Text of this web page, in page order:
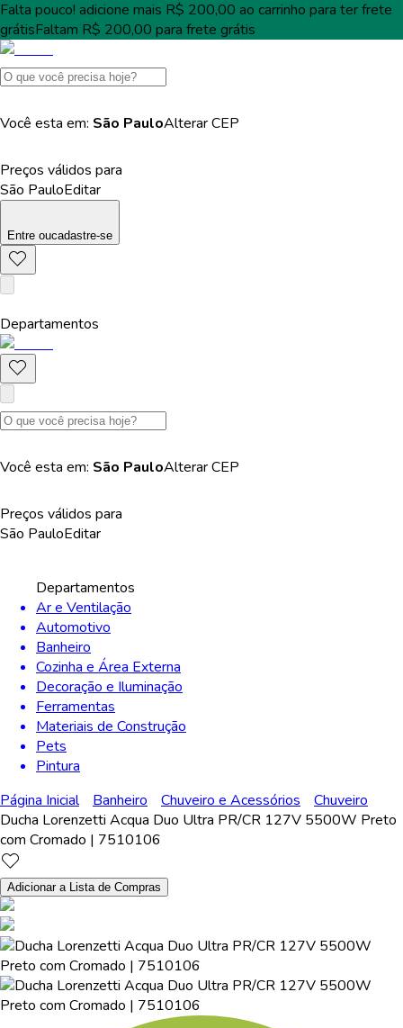
Falta pouco! adicione mais R$ 200,00 ao carrinho para terfrete
grátisFaltam R$ 200,00 para frete grátis
Você esta em: São PauloAlterarCEP
Preços válidos para
São PauloEditar
Entre oucadastre-se
Departamentos
Você esta em: São PauloAlterarCEP
Preços válidos para
São PauloEditar
Departamentos
Ar e Ventilação
Automotivo
Banheiro
Cozinha e Área Externa
Decoração e Iluminação
Ferramentas
Materiais de Construção
Pets
Pintura
Página Inicial
Banheiro Chuveiro e Acessórios
Chuveiro
Ducha Lorenzetti Acqua Duo Ultra PR/CR 127V 5500W Preto
com Cromado | 7510106
Adicionar a Lista de Compras